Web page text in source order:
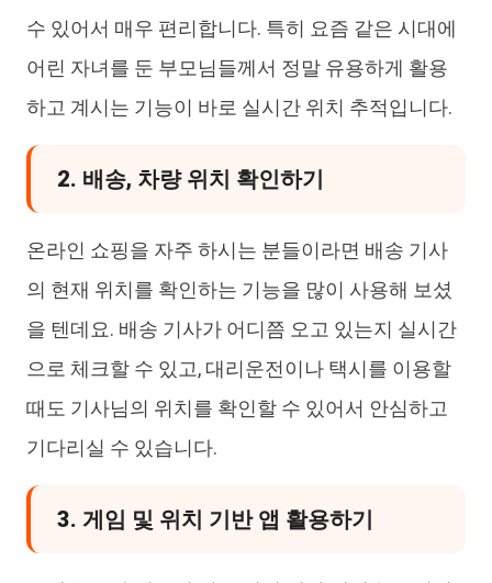
수 있어서 매우 편리합니다. 특히 요즘 같은 시대에
어린 자녀를 둔 부모님들께서 정말 유용하게 활용
하고 계시는 기능이 바로 실시간 위치 추적입니다.
2. 배송, 차량 위치 확인하기
온라인 쇼핑을 자주 하시는 분들이라면 배송 기사
의 현재 위치를 확인하는 기능을 많이 사용해 보셨
을 텐데요. 배송 기사가 어디쯤 오고 있는지 실시간
으로 체크할 수 있고, 대리운전이나 택시를 이용할
때도 기사님의 위치를 확인할 수 있어서 안심하고
기다리실 수 있습니다.
3. 게임 및 위치 기반 앱 활용하기